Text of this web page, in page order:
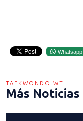
Whatsapp
TAEKWONDO WT
Más Noticias